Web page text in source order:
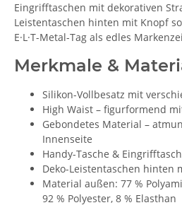
Eingrifftaschen mit dekorativen
Leistentaschen hinten mit Knopf
E·L·T-Metal-Tag als edles
Merkmale &
Silikon-Vollbesatz mit
High Waist – figurformend
Gebondetes Material –
Innenseite
Handy-Tasche &
Deko-Leistentaschen hinten
Material außen: 77 %
92 % Polyester, 8 % Elasthan